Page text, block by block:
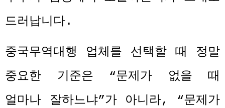
드러납니다.
중국무역대행 업체를 선택할 때 정말
중요한 기준은 “문제가 없을 때
얼마나 잘하느냐”가 아니라, “문제가